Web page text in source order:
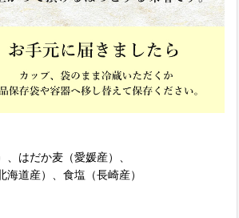
、はだか麦（愛媛産）、
）、食塩（長崎産）